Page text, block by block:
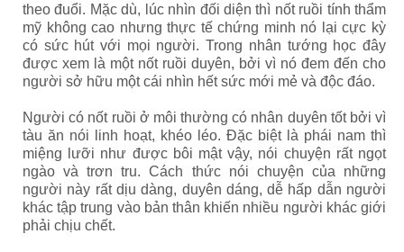
theo đuổi. Mặc dù, lúc nhìn đối diện thì nốt ruồi tính thẩm
mỹ không cao nhưng thực tế chứng minh nó lại cực kỳ
có sức hút với mọi người. Trong nhân tướng học đây
được xem là một nốt ruồi duyên, bởi vì nó đem đến cho
người sở hữu một cái nhìn hết sức mới mẻ và độc đáo.
Người có nốt ruồi ở môi thường có nhân duyên tốt bởi vì
tàu ăn nói linh hoạt, khéo léo. Đặc biệt là phái nam thì
miệng lưỡi như được bôi mật vậy, nói chuyện rất ngọt
ngào và trơn tru. Cách thức nói chuyện của những
người này rất dịu dàng, duyên dáng, dễ hấp dẫn người
khác tập trung vào bản thân khiến nhiều người khác giới
phải chịu chết.